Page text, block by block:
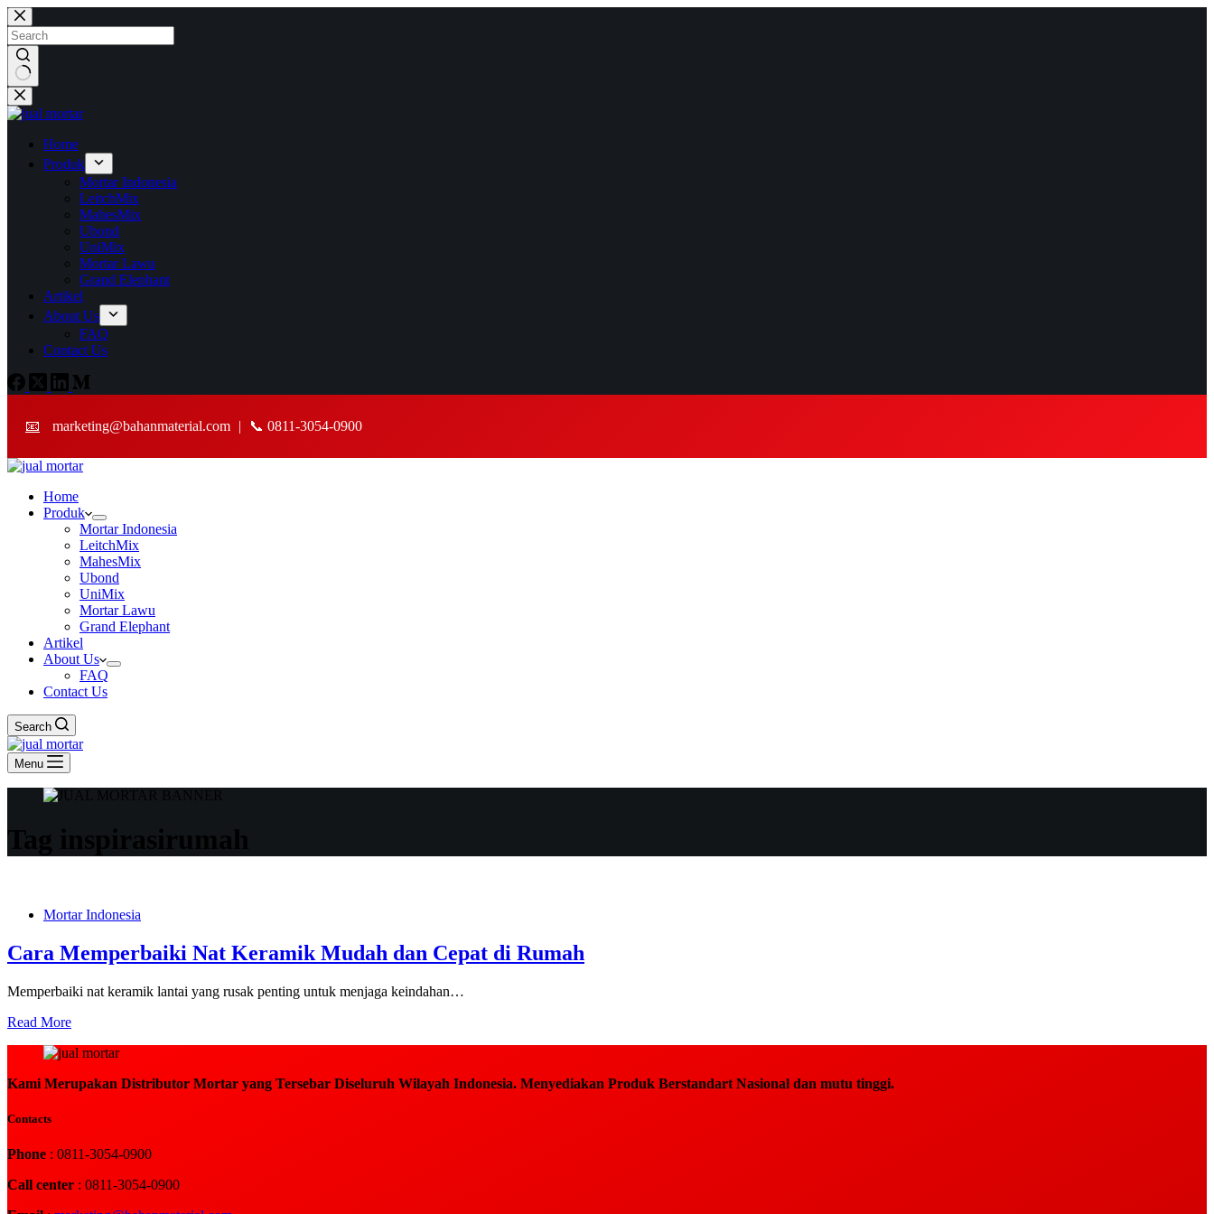
Skip
to
content
No
results
Home
Produk
Mortar Indonesia
LeitchMix
MahesMix
Ubond
UniMix
Mortar Lawu
Grand Elephant
Artikel
About Us
FAQ
Contact Us
📧 marketing@bahanmaterial.com | 📞 0811-3054-0900
Home
Produk
Mortar Indonesia
LeitchMix
MahesMix
Ubond
UniMix
Mortar Lawu
Grand Elephant
Artikel
About Us
FAQ
Contact Us
Search
Menu
Tag inspirasirumah
Mortar Indonesia
Cara Memperbaiki Nat Keramik Mudah dan Cepat di Rumah
Memperbaiki nat keramik lantai yang rusak penting untuk menjaga keindahan…
Read MoreCara
Nat
Mudah
Rumah
Kami Merupakan Distributor Mortar yang Tersebar Diseluruh Wilayah Indonesia. Menyediakan Produk Berstandart Nasional dan mutu tinggi.
Contacts
Phone : 0811-3054-0900
Call center : 0811-3054-0900